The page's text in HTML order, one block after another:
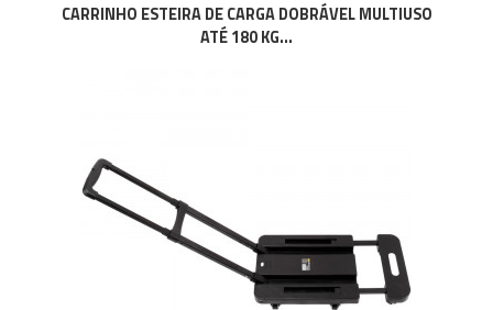
CARRINHO ESTEIRA DE CARGA DOBRÁVEL MULTIUSO
ATÉ 180 KG...